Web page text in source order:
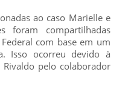
ao caso Marielle e
foram compartilhadas
com base em um
Isso ocorreu devido à
pelo colaborador